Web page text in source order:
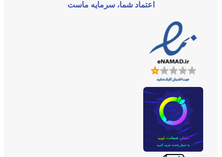
اعتماد شما، سرمایه ماست